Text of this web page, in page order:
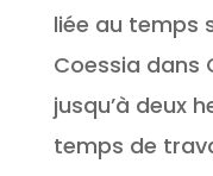
liée au temps
Coessia dans
jusqu’à deux
temps de